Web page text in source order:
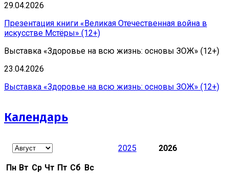
29.04.2026
Презентация книги «Великая Отечественная война в
искусстве Мстёры» (12+)
Выставка «Здоровье на всю жизнь: основы ЗОЖ» (12+)
23.04.2026
Выставка «Здоровье на всю жизнь: основы ЗОЖ» (12+)
Календарь
2025 2026
Пн Вт Ср Чт Пт Сб Вс